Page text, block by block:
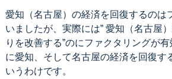
愛知（名古屋）の経済を回復するのは
いましたが、実際には” 愛知（名古屋
りを改善する”のにファクタリングが
に愛知、そして名古屋の経済を回復す
いうわけです。